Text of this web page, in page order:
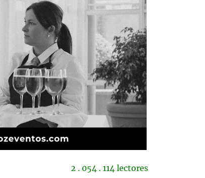
2 . 054 . 114 lectores